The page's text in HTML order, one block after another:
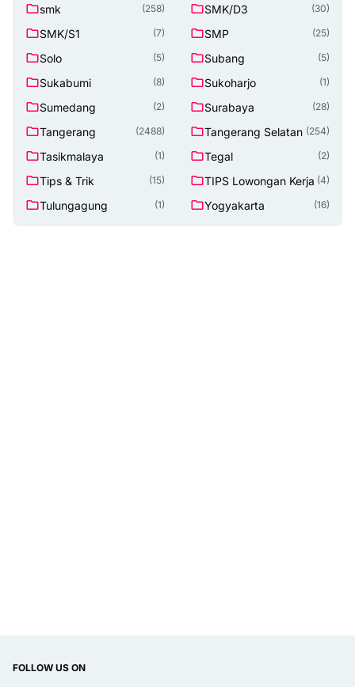
smk (258) SMK/D3 (30)
SMK/S1 (7) SMP (25)
Solo (5) Subang (5)
Sukabumi (8) Sukoharjo (1)
Sumedang (2) Surabaya (28)
Tangerang (2488) Tangerang Selatan (254)
Tasikmalaya (1) Tegal (2)
Tips & Trik (15) TIPS Lowongan Kerja (4)
Tulungagung (1) Yogyakarta (16)
FOLLOW US ON